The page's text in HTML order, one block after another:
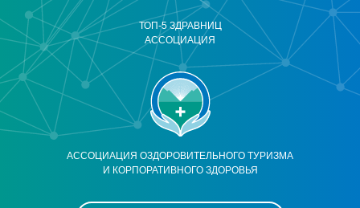
АССОЦИАЦИЯ ОЗДОРОВИТЕЛЬНОГО ТУРИЗМА
И КОРПОРАТИВНОГО ЗДОРОВЬЯ
ТОП-5 ЗДРАВНИЦ
АССОЦИАЦИЯ